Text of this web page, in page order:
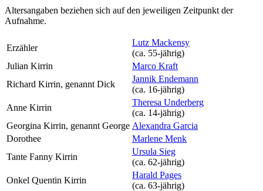
Altersangaben beziehen sich auf den jeweiligen Zeitpunkt der
Aufnahme.
Erzähler
Lutz Mackensy
(ca. 55‑jährig)
Julian Kirrin
Marco Kraft
Richard Kirrin, genannt Dick
Jannik Endemann
(ca. 16‑jährig)
Anne Kirrin
Theresa Underberg
(ca. 14‑jährig)
Georgina Kirrin, genannt George Alexandra Garcia
Dorothee
Marlene Menk
Tante Fanny Kirrin
Ursula Sieg
(ca. 62‑jährig)
Onkel Quentin Kirrin
Harald Pages
(ca. 63‑jährig)